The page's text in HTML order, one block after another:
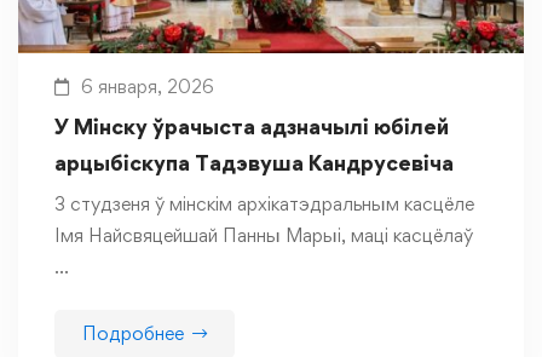
6 января, 2026
У Мінску ўрачыста адзначылі юбілей
арцыбіскупа Тадэвуша Кандрусевіча
3 студзеня ў мінскім архікатэдральным касцёле
Імя Найсвяцейшай Панны Марыі, маці касцёлаў
…
Подробнее